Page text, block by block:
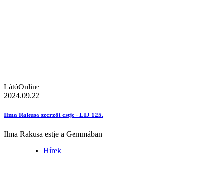
LátóOnline
2024.09.22
Ilma Rakusa szerzői estje - LIJ 125.
Ilma Rakusa estje a Gemmában
Hírek